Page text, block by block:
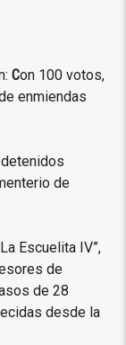
Con 100 votos,
enmiendas
de
Escuelita IV”,
de
de 28
desde la